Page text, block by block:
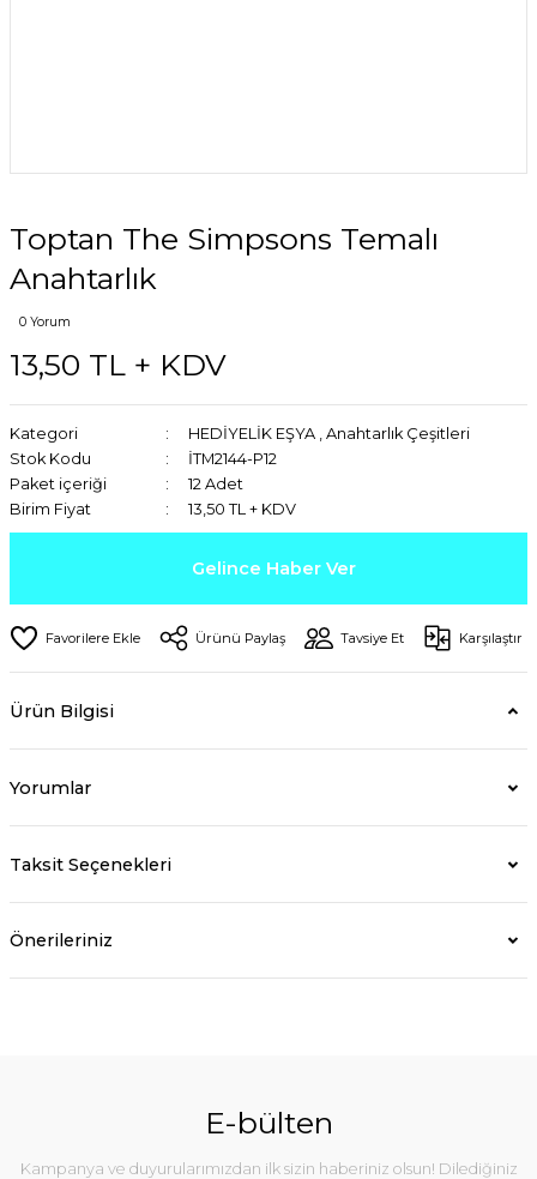
Toptan The Simpsons Temalı
Anahtarlık
0 Yorum
13,50 TL + KDV
Kategori HEDİYELİK EŞYA , Anahtarlık Çeşitleri
Stok Kodu
İTM2144-P12
Paket içeriği
12 Adet
Birim Fiyat
13,50 TL + KDV
Gelince Haber Ver
Ürünü Paylaş Tavsiye Et Karşılaştır
Ürün Bilgisi
Yorumlar
Taksit Seçenekleri
Önerileriniz
E-bülten
Kampanya ve duyurularımızdan ilk sizin haberiniz olsun! Dilediğiniz